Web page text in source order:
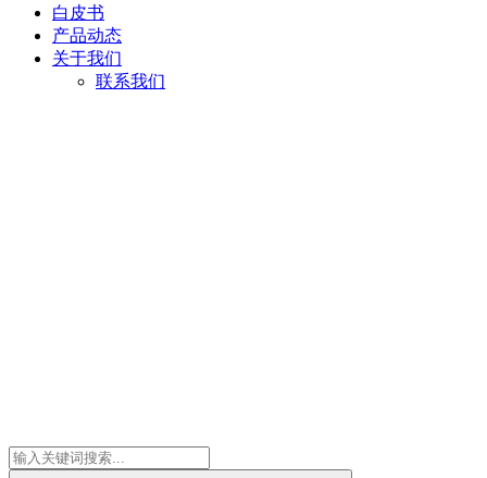
白皮书
产品动态
关于我们
联系我们